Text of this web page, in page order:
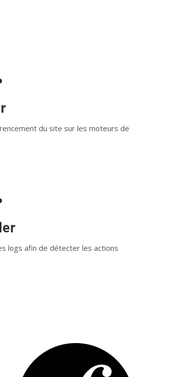
du site sur les moteurs de
logs afin de détecter les actions